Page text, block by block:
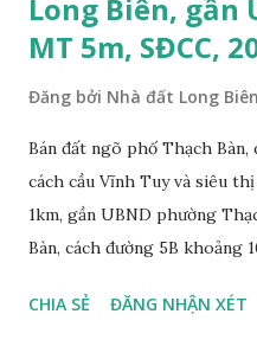
Long Biên, gần
MT 5m, SĐCC,
Đăng bởi Nhà đất Long Biên
Bán đất ngõ phố Thạch
cách cầu Vĩnh Tuy và siêu
1km, gần UBND phường
Bàn, cách đường 5B khoảng
mặt tiền 5m, sổ đỏ chính
CHIA SẺ ĐĂNG NHẬN XÉT